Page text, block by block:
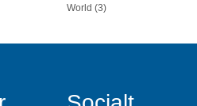
World (3)